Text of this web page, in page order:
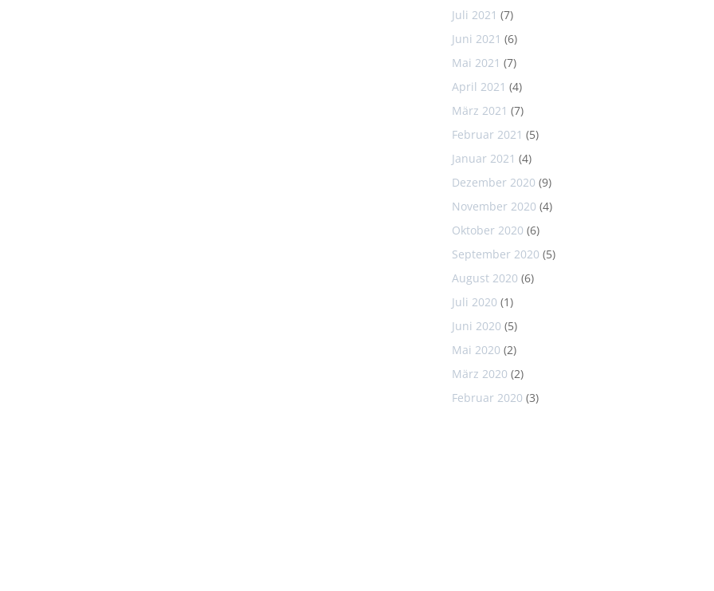
Juli 2021 (7)
Juni 2021 (6)
Mai 2021 (7)
April 2021 (4)
März 2021 (7)
Februar 2021 (5)
Januar 2021 (4)
Dezember 2020 (9)
November 2020 (4)
Oktober 2020 (6)
September 2020 (5)
August 2020 (6)
Juli 2020 (1)
Juni 2020 (5)
Mai 2020 (2)
März 2020 (2)
Februar 2020 (3)